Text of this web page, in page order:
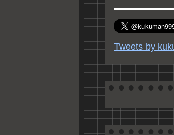
Tweets by